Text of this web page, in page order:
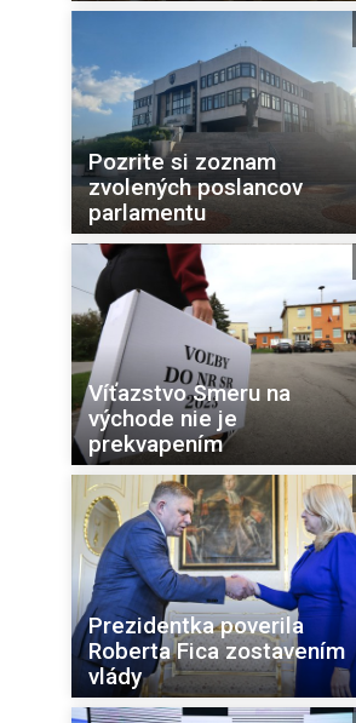
Pozrite si zoznam
zvolených poslancov
parlamentu
Víťazstvo Smeru na
východe nie je
prekvapením
Prezidentka poverila
Roberta Fica zostavením
vlády